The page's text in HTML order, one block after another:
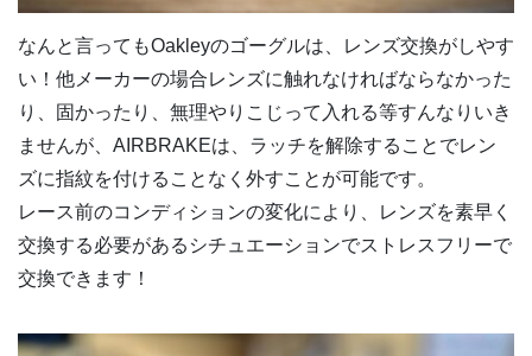
なんと言ってもOakleyのゴーグルは、レンズ交換がしやす
い！他メーカーの場合レンズに触れなければならなかった
り、固かったり、無理やりこじって入れる等すんなりいき
ませんが、AIRBRAKEは、ラッチを解除することでレン
ズに指紋を付けることなく外すことが可能です。
レース前のコンディションの変化により、レンズを素早く
交換する必要があるシチュエーションでストレスフリーで
交換できます！